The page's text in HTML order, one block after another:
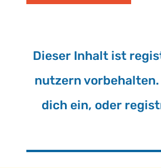
Die­ser In­halt ist
nut­zern
dich ein, oder